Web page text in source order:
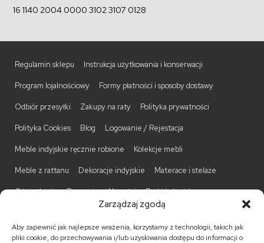
Zarządzaj zgodą
Aby zapewnić jak najlepsze wrażenia, korzystamy z technologii, takich jak
pliki cookie, do przechowywania i/lub uzyskiwania dostępu do informacji o
16 1140 2004 0000 3102 3107 0128
Regulamin sklepu Instrukcja użytkowania i konserwacji
Program lojalnościowy Formy płatności i sposoby dostawy
Odbiór przesyłki Zakupy na raty Polityka prywatności
Polityka Cookies Blog Logowanie / Rejestacja
Meble indyjskie ręcznie robione Kolekcje mebli
Meble z rattanu Dekoracje indyjskie Materace i stelaże
Oświetlenie Promocje Nowości Barki kolonialne
Komody kolonialne Krzesła kolonialne
Kufry indyjskie Ławki kolonialne Łóżka kolonialne